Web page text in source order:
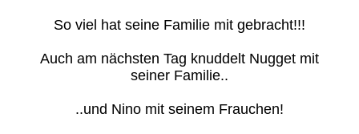
So viel hat seine Familie mit gebracht!!!
Auch am nächsten Tag knuddelt Nugget mit
seiner Familie..
..und Nino mit seinem Frauchen!